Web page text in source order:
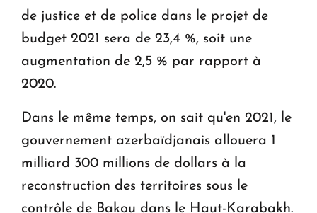
de justice et de police dans le projet de
budget 2021 sera de 23,4 %, soit une
augmentation de 2,5 % par rapport à
2020.
Dans le même temps, on sait qu'en 2021, le
gouvernement azerbaïdjanais allouera 1
milliard 300 millions de dollars à la
reconstruction des territoires sous le
contrôle de Bakou dans le Haut-Karabakh.